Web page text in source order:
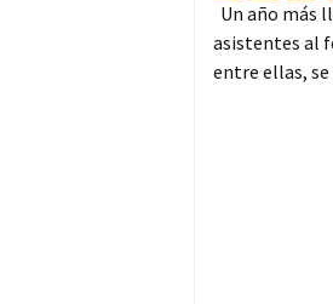
Un año más
asistentes al
entre ellas,